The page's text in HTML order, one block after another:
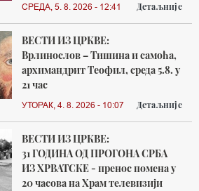
СРЕДА, 5. 8. 2026 - 12:41 Детаљније
ВЕСТИ ИЗ ЦРКВЕ:
Врлинослов – Тишина и самоћа,
архимандрит Теофил, среда 5.8. у
21 час
УТОРАК, 4. 8. 2026 - 10:07 Детаљније
ВЕСТИ ИЗ ЦРКВЕ:
31 ГОДИНА ОД ПРОГОНА СРБА
ИЗ ХРВАТСКЕ - пренос помена у
20 часова на Храм телевизији